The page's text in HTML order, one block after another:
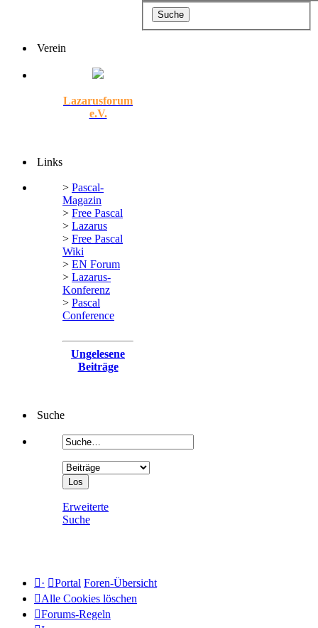
Verein
Lazarusforum
e.V.
Links
> Pascal-
Magazin
> Free Pascal
> Lazarus
> Free Pascal
Wiki
> EN Forum
> Lazarus-
Konferenz
> Pascal
Conference
Ungelesene
Beiträge
Suche
Erweiterte
Suche
· Portal Foren-Übersicht
Alle Cookies löschen
Forums-Regeln